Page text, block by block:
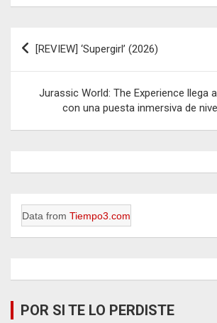
Navegación
entradas
[REVIEW] ‘Supergirl’ (2026)
Jurassic World: The Experience llega
con una puesta inmersiva de
Data from Tiempo3.com
POR SI TE LO PERDISTE